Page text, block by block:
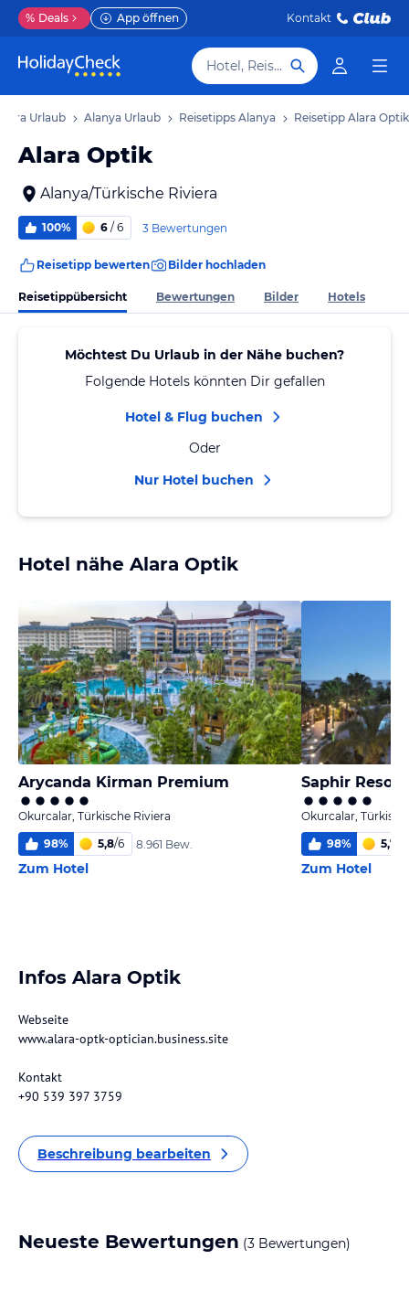
% Deals App öffnen Kontakt
Hotel, Reiseziel
Urlaub Alanya Urlaub Reisetipps Alanya Reisetipp Alara Optik
Alara Optik
Alanya/Türkische Riviera
100% 6 / 6 3 Bewertungen
Reisetipp bewerten Bilder hochladen
Reisetippübersicht Bewertungen Bilder Hotels
Möchtest Du Urlaub in der Nähe buchen?
Folgende Hotels könnten Dir gefallen
Hotel & Flug buchen
Oder
Nur Hotel buchen
Hotel nähe Alara Optik
Arycanda Kirman Premium
Okurcalar, Türkische Riviera
98% 5,8/6 8.961 Bew.
Zum Hotel
Saphir Resort
Okurcalar,
98% 5,7
Zum Hotel
Infos Alara Optik
Webseite
www.alara-optk-optician.business.site
Kontakt
+90 539 397 3759
Beschreibung bearbeiten
Neueste Bewertungen (3 Bewertungen)